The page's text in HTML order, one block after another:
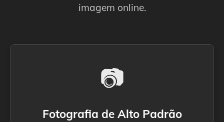
imagem online.
📷
Fotografia de Alto Padrão